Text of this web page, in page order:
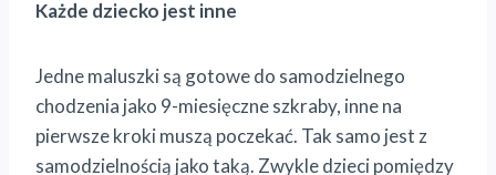
Każde dziecko jest inne
Jedne maluszki są gotowe do samodzielnego
chodzenia jako 9-miesięczne szkraby, inne na
pierwsze kroki muszą poczekać. Tak samo jest z
samodzielnością jako taką. Zwykle dzieci pomiędzy